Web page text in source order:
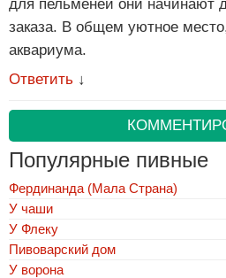
для пельменей они начинают
заказа. В общем уютное
аквариума.
Ответить ↓
Популярные пивные
Фердинанда (Мала Страна)
У чаши
У Флеку
Пивоварский дом
У ворона